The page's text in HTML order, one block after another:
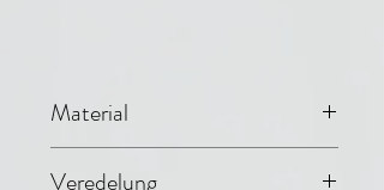
Material
Nylon (100%
Veredelung